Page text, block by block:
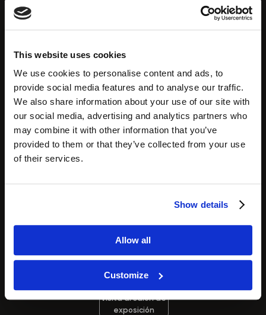
This website uses cookies
We use cookies to personalise content and ads, to
provide social media features and to analyse our traffic.
We also share information about your use of our site with
our social media, advertising and analytics partners who
may combine it with other information that you’ve
provided to them or that they’ve collected from your use
of their services.
Show details
Allow all
Customize
Llámanos
+34 936 940 420
Puedes contactar con nosotros
Nuestro horario comercial:
09:00-18:00 (CET) Lunes - Viernes
Carrer de Veneçuela, 105, Planta 5,
Visita al salón de
exposición